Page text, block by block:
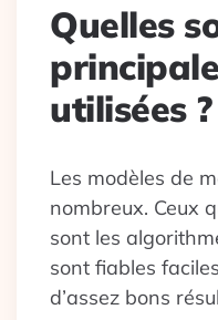
Quelles
utilisées ?
Les modèles de
nombreux. Ceux
sont les
sont fiables
d’assez bons